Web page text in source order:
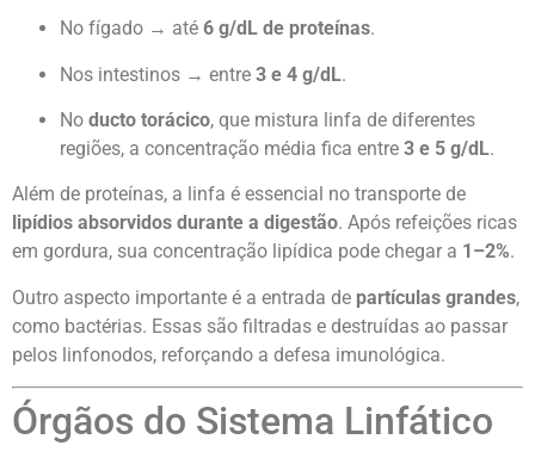
No fígado → até 6 g/dL de proteínas.
Nos intestinos → entre 3 e 4 g/dL.
No ducto torácico, que mistura linfa de diferentes
regiões, a concentração média fica entre 3 e 5 g/dL.
Além de proteínas, a linfa é essencial no transporte de
lipídios absorvidos durante a digestão. Após refeições ricas
em gordura, sua concentração lipídica pode chegar a 1–2%.
Outro aspecto importante é a entrada de partículas grandes,
como bactérias. Essas são filtradas e destruídas ao passar
pelos linfonodos, reforçando a defesa imunológica.
Órgãos do Sistema Linfático